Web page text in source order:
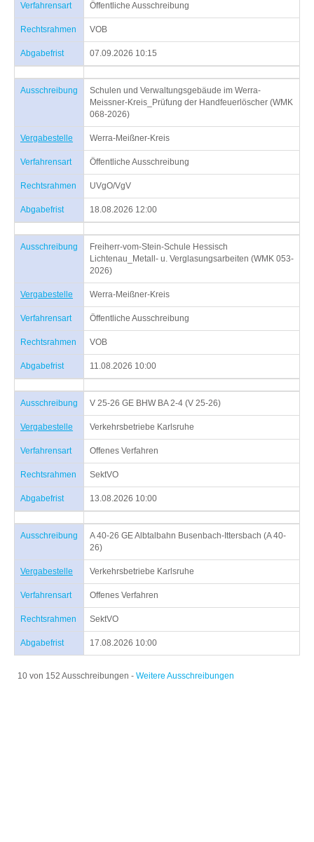
Verfahrensart Öffentliche Ausschreibung
Rechtsrahmen VOB
Abgabefrist 07.09.2026 10:15
Ausschreibung
Schulen und Verwaltungsgebäude im Werra-
Meissner-Kreis_Prüfung der Handfeuerlöscher (WMK
068-2026)
Vergabestelle Werra-Meißner-Kreis
Verfahrensart Öffentliche Ausschreibung
Rechtsrahmen UVgO/VgV
Abgabefrist 18.08.2026 12:00
Ausschreibung
Freiherr-vom-Stein-Schule Hessisch
Lichtenau_Metall- u. Verglasungsarbeiten (WMK 053-
2026)
Vergabestelle Werra-Meißner-Kreis
Verfahrensart Öffentliche Ausschreibung
Rechtsrahmen VOB
Abgabefrist 11.08.2026 10:00
Ausschreibung V 25-26 GE BHW BA 2-4 (V 25-26)
Vergabestelle Verkehrsbetriebe Karlsruhe
Verfahrensart Offenes Verfahren
Rechtsrahmen SektVO
Abgabefrist 13.08.2026 10:00
Ausschreibung
A 40-26 GE Albtalbahn Busenbach-Ittersbach (A 40-
26)
Vergabestelle Verkehrsbetriebe Karlsruhe
Verfahrensart Offenes Verfahren
Rechtsrahmen SektVO
Abgabefrist 17.08.2026 10:00
10 von 152 Ausschreibungen - Weitere Ausschreibungen